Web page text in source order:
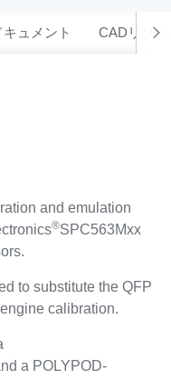
キュメント CADリソー
and emulation
®SPC563Mxx
to substitute the QFP
calibration.
a POLYPOD-